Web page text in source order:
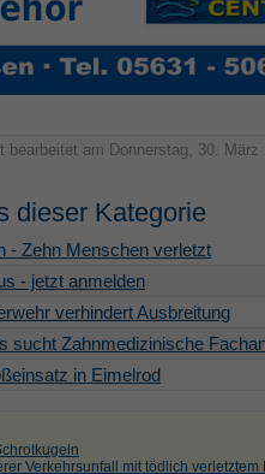
bearbeitet am Donnerstag, 30. März
dieser Kategorie
- Zehn Menschen verletzt
- jetzt anmelden
verhindert Ausbreitung
sucht Zahnmedizinische
in Eimelrod
Verkehrsunfall mit tödlich verletztem